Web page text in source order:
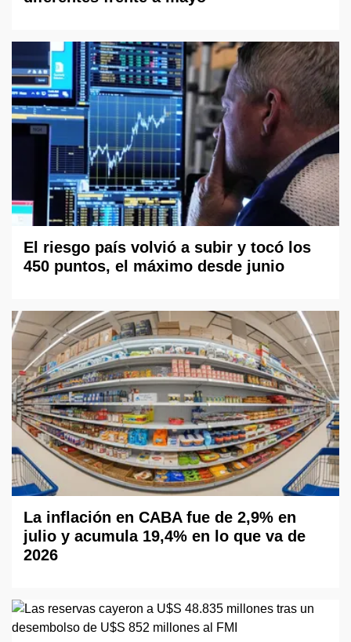
El riesgo país volvió a subir y tocó los
450 puntos, el máximo desde junio
La inflación en CABA fue de 2,9% en
julio y acumula 19,4% en lo que va de
2026